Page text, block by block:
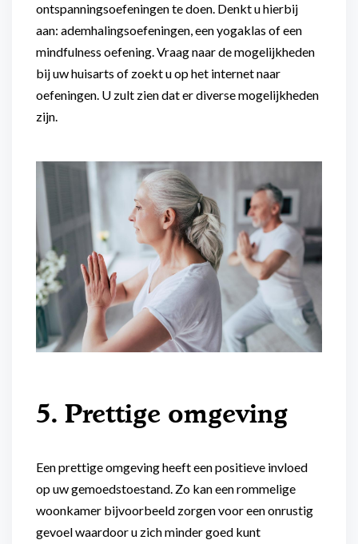
ontspanningsoefeningen te doen. Denkt u hierbij
aan: ademhalingsoefeningen, een yogaklas of een
mindfulness oefening. Vraag naar de mogelijkheden
bij uw huisarts of zoekt u op het internet naar
oefeningen. U zult zien dat er diverse mogelijkheden
zijn.
5. Prettige omgeving
Een prettige omgeving heeft een positieve invloed
op uw gemoedstoestand. Zo kan een rommelige
woonkamer bijvoorbeeld zorgen voor een onrustig
gevoel waardoor u zich minder goed kunt